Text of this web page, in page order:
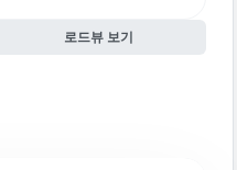
로드뷰 보기